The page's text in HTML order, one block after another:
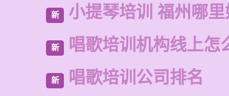
新 小提琴培训 福州哪
新 唱歌培训机构线上怎
新 唱歌培训公司排名